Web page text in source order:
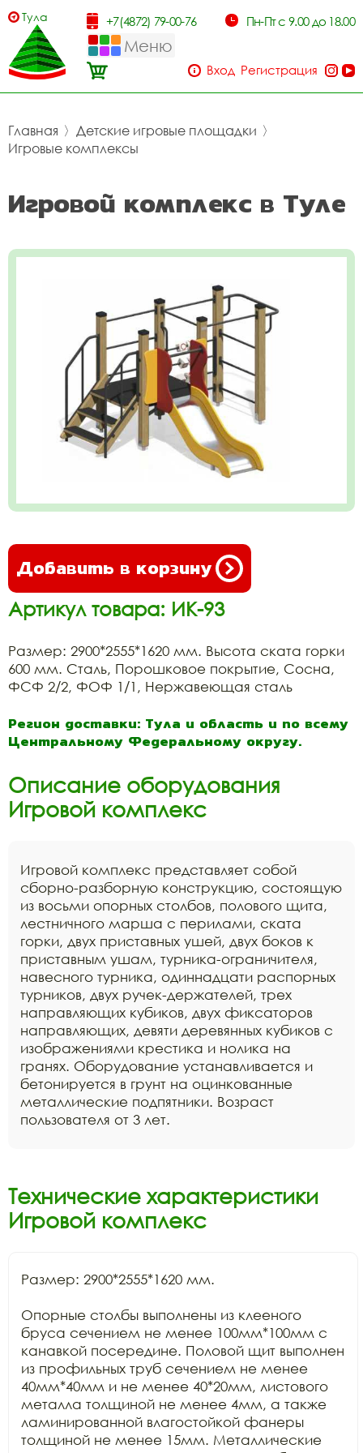
Тула +7(4872) 79-00-76 Пн-Пт с 9.00 до 18.00
Меню
Вход Регистрация
Главная 〉 Детские игровые площадки 〉
Игровые комплексы
Игровой комплекс в Туле
Добавить в корзину
Артикул товара: ИК-93
Размер: 2900*2555*1620 мм. Высота ската горки
600 мм. Сталь, Порошковое покрытие, Сосна,
ФСФ 2/2, ФОФ 1/1, Нержавеющая сталь
Регион доставки: Тула и область и по всему
Центральному Федеральному округу.
Описание оборудования
Игровой комплекс
Игровой комплекс представляет собой
сборно-разборную конструкцию, состоящую
из восьми опорных столбов, полового щита,
лестничного марша с перилами, ската
горки, двух приставных ушей, двух боков к
приставным ушам, турника-ограничителя,
навесного турника, одиннадцати распорных
турников, двух ручек-держателей, трех
направляющих кубиков, двух фиксаторов
направляющих, девяти деревянных кубиков с
изображениями крестика и нолика на
гранях. Оборудование устанавливается и
бетонируется в грунт на оцинкованные
металлические подпятники. Возраст
пользователя от 3 лет.
Технические характеристики
Игровой комплекс
Размер: 2900*2555*1620 мм.
Опорные столбы выполнены из клееного
бруса сечением не менее 100мм*100мм с
канавкой посередине. Половой щит выполнен
из профильных труб сечением не менее
40мм*40мм и не менее 40*20мм, листового
металла толщиной не менее 4мм, а также
ламинированной влагостойкой фанеры
толщиной не менее 15мм. Металлические